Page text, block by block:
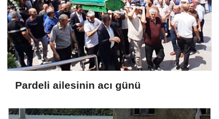
Pardeli ailesinin acı günü